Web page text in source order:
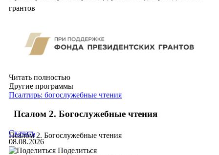
грантов
Читать полностью
Другие программы
Псалтирь: богослужебные чтения
Псалом 2. Богослужебные чтения
Псалом 2. Богослужебные чтения
Скачать
08.08.2026
Поделиться